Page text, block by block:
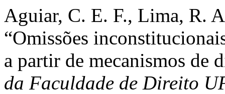
Aguiar, C. E. F., Lima, R.
“Omissões
a partir de mecanismos
da Faculdade de Direito